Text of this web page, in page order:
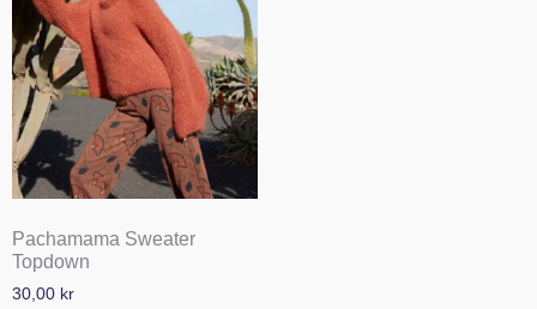
Pachamama Sweater
Topdown
30,00 kr